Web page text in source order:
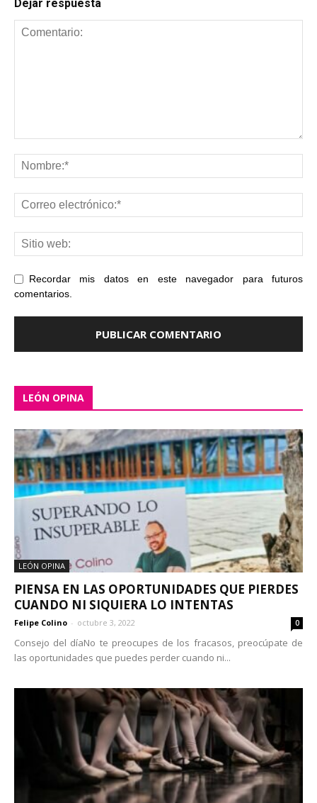
Dejar respuesta
Recordar mis datos en este navegador para futuros
comentarios.
LEÓN OPINA
LEÓN OPINA
PIENSA EN LAS OPORTUNIDADES QUE PIERDES
CUANDO NI SIQUIERA LO INTENTAS
Felipe Colino - octubre 3, 2022 0
Consejo del díaNo te preocupes de los fracasos, preocúpate de
las oportunidades que puedes perder cuando ni...